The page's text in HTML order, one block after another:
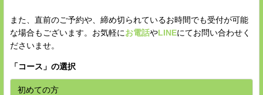
また、直前のご予約や、締め切られているお時間でも受付が可能
な場合もございます。お気軽にお電話やLINEにてお問い合わせく
ださいませ。
「コース 」の選択
初めての方